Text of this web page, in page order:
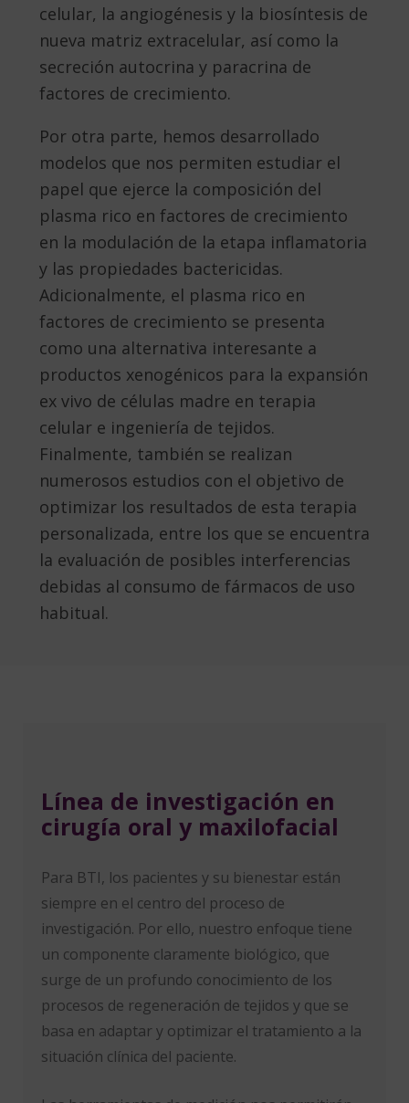
celular, la angiogénesis y la biosíntesis de
nueva matriz extracelular, así como la
secreción autocrina y paracrina de
factores de crecimiento.
Por otra parte, hemos desarrollado
modelos que nos permiten estudiar el
papel que ejerce la composición del
plasma rico en factores de crecimiento
en la modulación de la etapa inflamatoria
y las propiedades bactericidas.
Adicionalmente, el plasma rico en
factores de crecimiento se presenta
como una alternativa interesante a
productos xenogénicos para la expansión
ex vivo de células madre en terapia
celular e ingeniería de tejidos.
Finalmente, también se realizan
numerosos estudios con el objetivo de
optimizar los resultados de esta terapia
personalizada, entre los que se encuentra
la evaluación de posibles interferencias
debidas al consumo de fármacos de uso
habitual.
Línea de investigación en
cirugía oral y maxilofacial
Para BTI, los pacientes y su bienestar están
siempre en el centro del proceso de
investigación. Por ello, nuestro enfoque tiene
un componente claramente biológico, que
surge de un profundo conocimiento de los
procesos de regeneración de tejidos y que se
basa en adaptar y optimizar el tratamiento a la
situación clínica del paciente.